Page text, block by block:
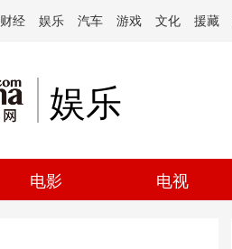
财经 娱乐 汽车 游戏 文化 援藏
娱乐
电影 电视